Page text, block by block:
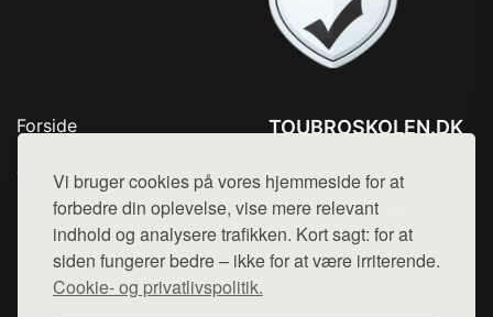
Vi bruger cookies på vores hjemmeside for at
forbedre din oplevelse, vise mere relevant
indhold og analysere trafikken. Kort sagt: for at
siden fungerer bedre – ikke for at være irriterende.
Cookie- og privatlivspolitik.
Forside
Top Rabatter
Blog
Kontakt
TOUBROSKOLEN.DK
Mail: hej@want.dk
Cookie- og privatlivspolitik